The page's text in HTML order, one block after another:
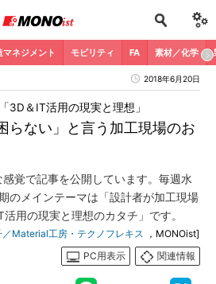
マネジメント モビリティ FA 素材／化学
2018年6月20日
らない」と言う加工現場のお
3D＆IT活用の現実と理想」
覚で記事を公開しています。毎週水
メインテーマは「設計者が加工現場
用の現実と理想のカタチ」です。
／Material工房・テクノフレキス
，MONOist]
PC用表示
関連情報